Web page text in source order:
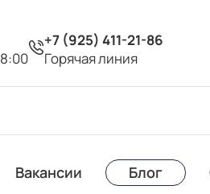
+7 (925) 411-21-86
Горячая линия
Вакансии Блог